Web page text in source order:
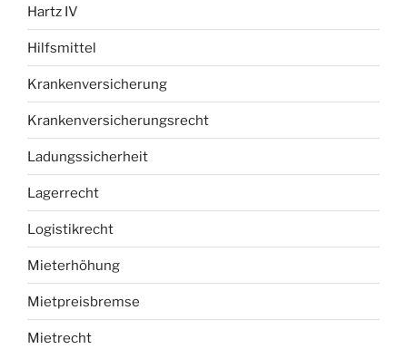
Hartz IV
Hilfsmittel
Krankenversicherung
Krankenversicherungsrecht
Ladungssicherheit
Lagerrecht
Logistikrecht
Mieterhöhung
Mietpreisbremse
Mietrecht